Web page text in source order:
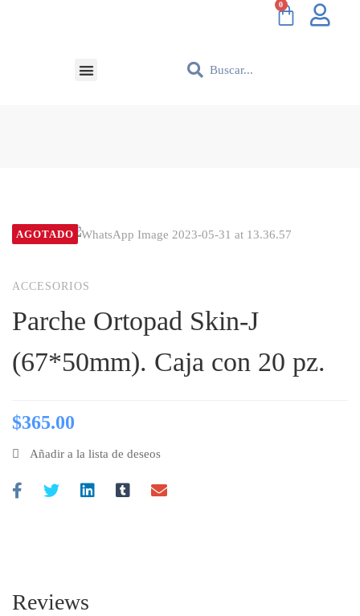
AGOTADO
ACCESORIOS
Parche Ortopad Skin-J
(67*50mm). Caja con 20 pz.
$365.00
Añadir a la lista de deseos
Reviews